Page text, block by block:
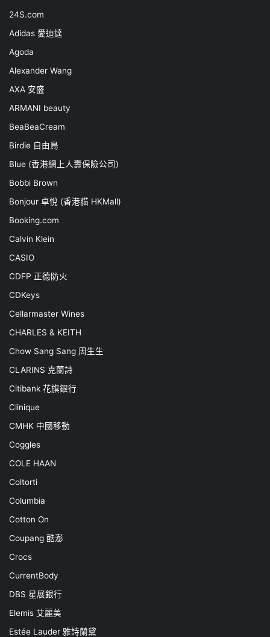
24S.com
Adidas 愛迪達
Agoda
Alexander Wang
AXA 安盛
ARMANI beauty
BeaBeaCream
Birdie 自由鳥
Blue (香港網上人壽保險公司)
Bobbi Brown
Bonjour 卓悅 (香港貓 HKMall)
Booking.com
Calvin Klein
CASIO
CDFP 正德防火
CDKeys
Cellarmaster Wines
CHARLES & KEITH
Chow Sang Sang 周生生
CLARINS 克蘭詩
Citibank 花旗銀行
Clinique
CMHK 中國移動
Coggles
COLE HAAN
Coltorti
Columbia
Cotton On
Coupang 酷澎
Crocs
CurrentBody
DBS 星展銀行
Elemis 艾麗美
Estée Lauder 雅詩蘭黛